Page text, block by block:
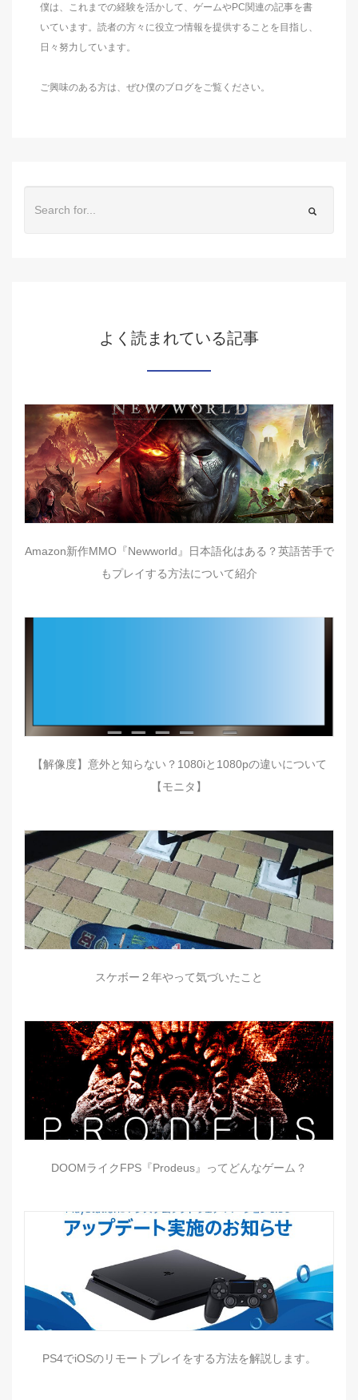
僕は、これまでの経験を活かして、ゲームやPC関連の記事を書
いています。読者の方々に役立つ情報を提供することを目指し、
日々努力しています。
ご興味のある方は、ぜひ僕のブログをご覧ください。
よく読まれている記事
Amazon新作MMO『Newworld』日本語化はある？英語苦手で
もプレイする方法について紹介
【解像度】意外と知らない？1080iと1080pの違いについて
【モニタ】
スケボー２年やって気づいたこと
DOOMライクFPS『Prodeus』ってどんなゲーム？
PS4でiOSのリモートプレイをする方法を解説します。